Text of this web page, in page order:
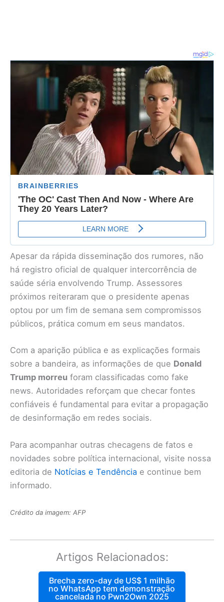
Apesar da rápida disseminação dos rumores, não
há registro oficial de qualquer intercorrência de
saúde séria envolvendo Trump. Assessores
próximos reiteraram que o presidente apenas
optou por um fim de semana sem compromissos
públicos, prática comum em seus mandatos.
Com a aparição pública e as explicações formais
sobre a bandeira, as informações de que Donald
Trump morreu foram classificadas como fake
news. Autoridades reforçam que checar fontes
confiáveis é fundamental para evitar a propagação
de desinformação em redes sociais.
Para acompanhar outras checagens de fatos e
novidades sobre política internacional, visite nossa
editoria de Notícias e Tendência e continue bem
informado.
Crédito da imagem: AFP
Artigos Relacionados:
Brecha zero-day de US$ 1 milhão
no WhatsApp tem demonstração
cancelada no Pwn2Own 2025